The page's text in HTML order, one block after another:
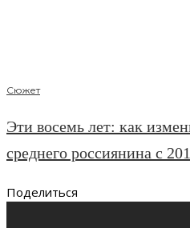
Сюжет
Эти восемь лет: как
среднего россиянина с
Поделиться